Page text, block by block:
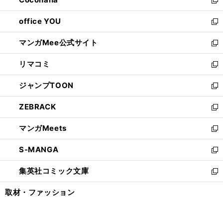
開
く
ウ
で
開
く
ウ
ィ
ン
ド
ウ
で
開
く
新
し
い
ウ
ィ
ン
ド
ウ
で
開
く
office YOU
新
し
い
ウ
ィ
ン
ド
ウ
で
開
く
マンガMee公式サイト
新
し
い
ウ
ィ
ン
ド
ウ
で
開
く
リマコミ
新
し
い
ウ
ィ
ン
ド
ウ
で
開
く
ジャンプTOON
新
し
い
ウ
ィ
ン
ド
ウ
で
開
ZEBRACK
新
し
い
ウ
ィ
ン
ド
ウ
マンガMeets
新
し
い
ウ
ィ
ン
S-MANGA
新
し
い
ウ
集英社コミック文庫
新
し
取材・ファッション